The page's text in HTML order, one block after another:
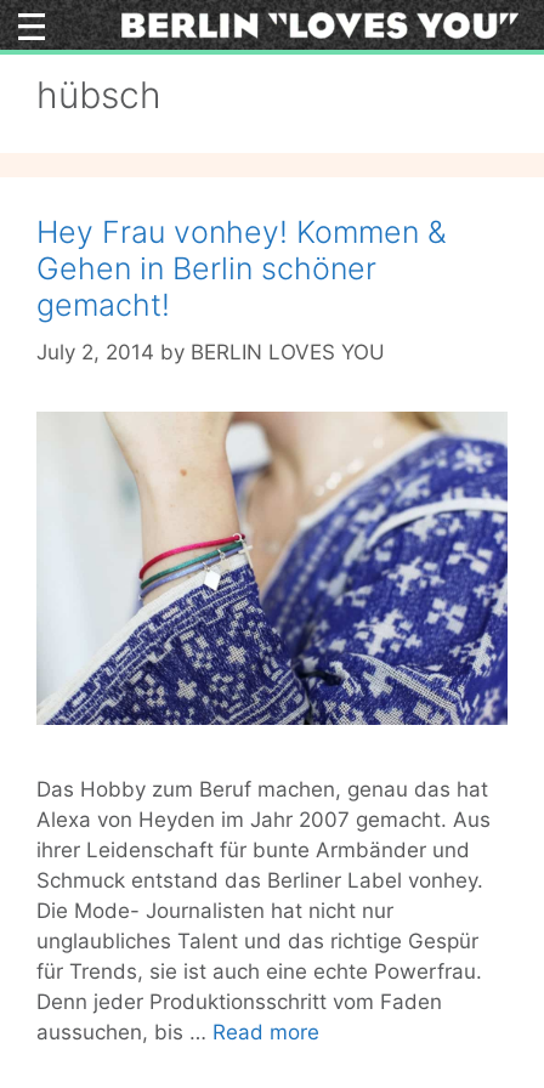
Skip
to
hübsch
Hey Frau vonhey! Kommen &
Gehen in Berlin schöner
gemacht!
July 2, 2014 by BERLIN LOVES YOU
Das Hobby zum Beruf machen, genau das hat
Alexa von Heyden im Jahr 2007 gemacht. Aus
ihrer Leidenschaft für bunte Armbänder und
Schmuck entstand das Berliner Label vonhey.
Die Mode- Journalisten hat nicht nur
unglaubliches Talent und das richtige Gespür
für Trends, sie ist auch eine echte Powerfrau.
Denn jeder Produktionsschritt vom Faden
aussuchen, bis … Read more